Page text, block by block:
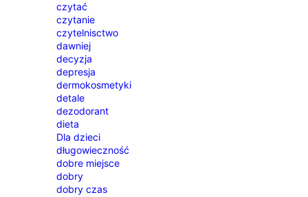
czytać
czytanie
czytelnisctwo
dawniej
decyzja
depresja
dermokosmetyki
detale
dezodorant
dieta
Dla dzieci
długowieczność
dobre miejsce
dobry
dobry czas